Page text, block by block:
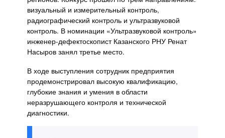
визуальный и измерительный контроль,
радиографический контроль и ультразвуковой
контроль. В номинации «Ультразвуковой контроль»
инженер-дефектоскопист Казанского РНУ Ренат
Насыров занял третье место.
В ходе выступления сотрудник предприятия
продемонстрировал высокую квалификацию,
глубокие знания и умения в области
неразрушающего контроля и технической
диагностики.